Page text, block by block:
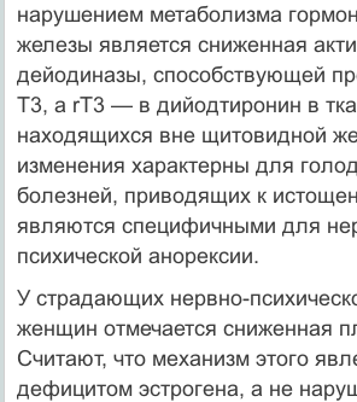
нарушением метаболизма
железы является сниженная
дейодиназы, способствующей
Т3, а rТ3 — в дийодтиронин в
находящихся вне щитовидной
изменения характерны для
болезней, приводящих к
являются специфичными для
психической анорексии.
У страдающих нервно-
женщин отмечается снижен­ная
Считают, что механизм этого
дефицитом эстрогена, а не